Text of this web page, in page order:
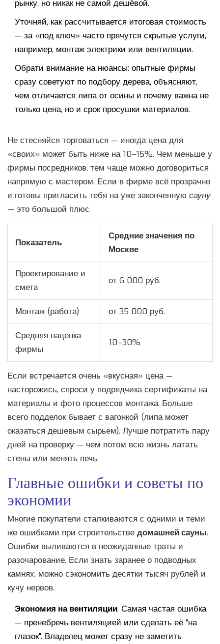
рынку, но никак не самой дешёвой.
Уточняй, как рассчитывается итоговая стоимость
— за «под ключ» часто прячутся скрытые услуги,
например, монтаж электрики или вентиляции.
Обрати внимание на нюансы: опытные фирмы
сразу советуют по подбору дерева, объясняют,
чем отличается липа от осины и почему важна не
только цена, но и срок просушки материалов.
Не стесняйся торговаться — иногда цена для
«своих» может быть ниже на 10–15%. Чем меньше у
фирмы посредников, тем чаще можно договориться
напрямую с мастером. Если в фирме всё прозрачно
и готовы пригласить тебя на уже законченную сауну
— это большой плюс.
Показатель
Средние значения по
Москве
Проектирование и
смета
от 6 000 руб.
Монтаж (работа) от 35 000 руб.
Средняя наценка
фирмы
10–30%
Если встречается очень «вкусная» цена —
насторожись, спроси у подрядчика сертификаты на
материалы и фото процессов монтажа. Больше
всего подделок бывает с вагонкой (липа может
оказаться дешевым сырьем). Лучше потратить пару
дней на проверку — чем потом всю жизнь латать
стены или менять печь.
Главные ошибки и советы по
экономии
Многие покупатели сталкиваются с одними и теми
же ошибками при строительстве домашней сауны.
Ошибки выливаются в неожиданные траты и
разочарование. Если знать заранее о подводных
камнях, можно сэкономить десятки тысяч рублей и
кучу нервов.
Экономия на вентиляции. Самая частая ошибка
— пренебречь вентиляцией или сделать её "на
глазок". Владелец может сразу не заметить